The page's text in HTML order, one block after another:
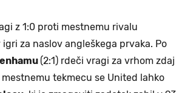
z 1:0 proti mestnemu rivalu
za naslov angleškega prvaka. Po
(2:1) rdeči vragi za vrhom zdaj
tekmecu se United lahko